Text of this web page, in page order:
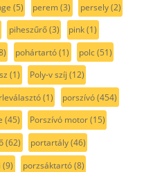
(5) perem(3) persely(2)
piheszűrő(3) pink(1)
pohártartó(1) polc(51)
(1) Poly-v szíj (12)
(1) porszívó(454)
(45) Porszívó motor(15)
(62) portartály(46)
(9) porzsáktartó(8)